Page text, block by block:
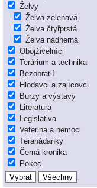
Želvy
Želva zelenavá
Želva čtyřprstá
Želva nádherná
Obojživelníci
Terárium a technika
Bezobratlí
Hlodavci a zajícovci
Burzy a výstavy
Literatura
Legislativa
Veterina a nemoci
Terahádanky
Černá kronika
Pokec